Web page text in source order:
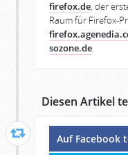
firefox.de, der
Raum für Firefox-
sozone.de.
Diesen Artikel
Auf Facebook